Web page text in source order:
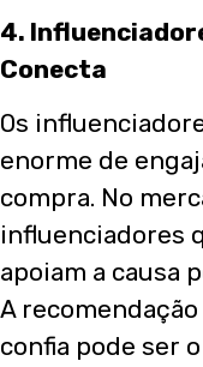
4.
Conecta
Os
enorme de
compra. No
influenciadores
apoiam a causa
A
confia pode ser